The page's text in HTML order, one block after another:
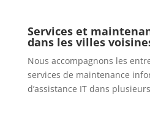
Services et
dans les villes
Nous accompagnons les
services de maintenance
d’assistance IT dans